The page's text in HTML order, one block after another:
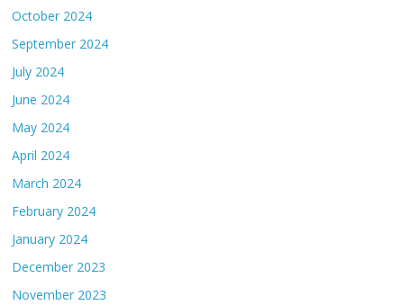
October 2024
September 2024
July 2024
June 2024
May 2024
April 2024
March 2024
February 2024
January 2024
December 2023
November 2023